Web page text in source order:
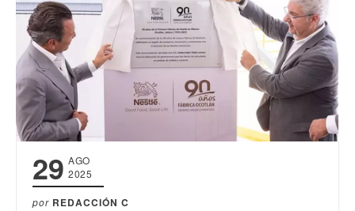
29 AGO
2025
por REDACCIÓN C